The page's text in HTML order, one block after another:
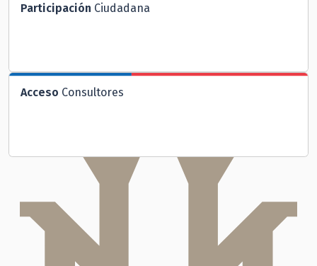
Participación Ciudadana
Acceso Consultores